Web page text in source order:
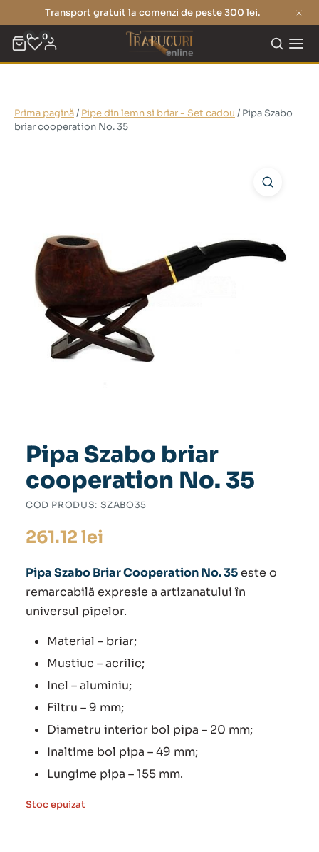
Transport gratuit la comenzi de peste 300 lei.
0 0
Prima pagină/ Pipe din lemn si briar - Set cadou / Pipa Szabo
briar cooperation No. 35
Pipa Szabo briar
cooperation No. 35
COD PRODUS: SZABO35
261.12 lei
Pipa Szabo Briar Cooperation No. 35este o
remarcabilă expresie a artizanatului în
universul pipelor.
Material – briar;
Mustiuc – acrilic;
Inel – aluminiu;
Filtru – 9 mm;
Diametru interior bol pipa – 20 mm;
Inaltime bol pipa – 49 mm;
Lungime pipa – 155 mm.
Stoc epuizat